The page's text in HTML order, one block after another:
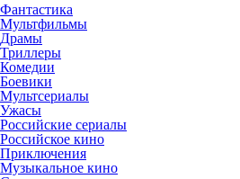
Фантастика
Мультфильмы
Драмы
Триллеры
Комедии
Боевики
Мультсериалы
Ужасы
Российские сериалы
Российское кино
Приключения
Музыкальное кино